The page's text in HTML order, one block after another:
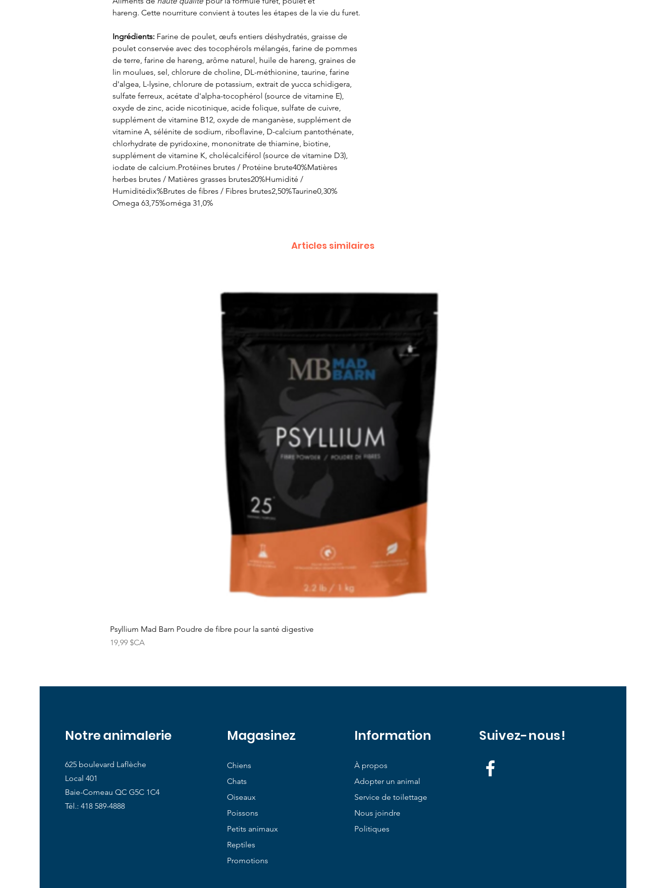
hareng. Cette nourriture convient à toutes les étapes de la vie du furet.
Ingrédients: Farine de poulet, œufs entiers déshydratés, graisse de
poulet conservée avec des tocophérols mélangés, farine de pommes
de terre, farine de hareng, arôme naturel, huile de hareng, graines de
lin moulues, sel, chlorure de choline, DL-méthionine, taurine, farine
d'algea, L-lysine, chlorure de potassium, extrait de yucca schidigera,
sulfate ferreux, acétate d'alpha-tocophérol (source de vitamine E),
oxyde de zinc, acide nicotinique, acide folique, sulfate de cuivre,
supplément de vitamine B12, oxyde de manganèse, supplément de
vitamine A, sélénite de sodium, riboflavine, D-calcium pantothénate,
chlorhydrate de pyridoxine, mononitrate de thiamine, biotine,
supplément de vitamine K, cholécalciférol (source de vitamine D3),
iodate de calcium.Protéines brutes / Protéine brute40%Matières
herbes brutes / Matières grasses brutes20%Humidité /
Humiditédix%Brutes de fibres / Fibres brutes2,50%Taurine0,30%
Omega 63,75%oméga 31,0%
Articles similaires
Aperçu rapide
Psyllium Mad Barn Poudre de fibre pour la santé digestive
Prix
19,99 $CA
Notre animalerie
625 boulevard Laflèche
Local 401
Baie-Comeau QC G5C 1C4
Tél.: 418 589-4888
Magasinez
Chiens
Chats
Oiseaux
Poissons
Petits animaux
Reptiles
Promotions
Information
À propos
Adopter un animal
Service de toilettage
Nous joindre
Politiques
Suivez-nous!